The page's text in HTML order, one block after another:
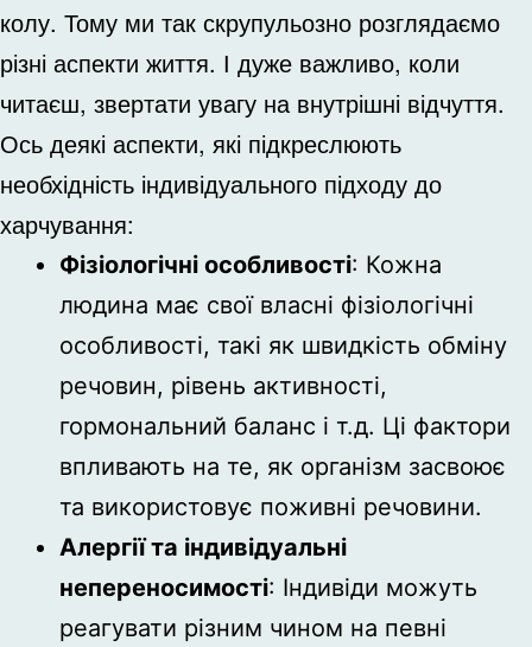
колу. Тому ми так скрупульозно розглядаємо
різні аспекти життя. І дуже важливо, коли
читаєш, звертати увагу на внутрішні відчуття.
Ось деякі аспекти, які підкреслюють
необхідність індивідуального підходу до
харчування:
Фізіологічні особливості: Кожна
людина має свої власні фізіологічні
особливості, такі як швидкість обміну
речовин, рівень активності,
гормональний баланс і т.д. Ці фактори
впливають на те, як організм засвоює
та використовує поживні речовини.
Алергії та індивідуальні
непереносимості: Індивіди можуть
реагувати різним чином на певні